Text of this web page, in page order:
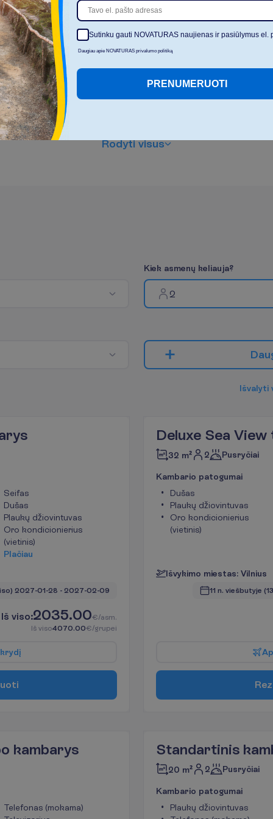
informacija bei viešbučio
teikiamų paslaugų sąrašas,
laikas ir jų kainoraštis gali
Apsistojusių šiame viešbutyje
svečių poilsiu rūpinasi
NOVATURO partnerių
atstovai, kalbantys anglų ir/ar
Rodyti visus
Kiek asmenų keliauja?
2
Dau
Išvalyti
Seifas
Dušas
Plaukų džiovintuvas
Oro kondicionierius
(vietinis)
Plačiau
2027-01-28 - 2027-02-09
Iš viso:2035.00€/asm.
Iš viso4070.00€/grupei
krydį
uoti
Deluxe Sea
32 m² 2 Pusryčiai
Kambario patogumai
Dušas
Plaukų džiovintuvas
Oro kondicionierius
(vietinis)
Išvykimo miestas: Vilnius
11 n. viešbutyje
Ap
Rez
kambarys
Telefonas (mokama)
Standartinis
20 m² 2 Pusryčiai
Kambario patogumai
Plaukų džiovintuvas
Sutinku gauti NOVATURAS naujienas ir pasiūlymus el.
Daugiau apie NOVATURAS privalumo politiką
PRENUMERUOTI